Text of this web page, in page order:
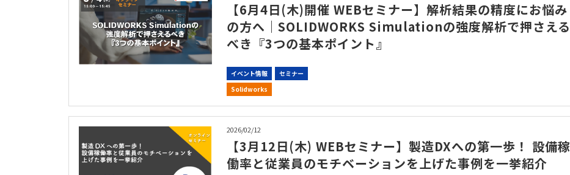
【6月4日(木)開催 WEBセミナー】解析結果の精度にお悩み
の方へ｜SOLIDWORKS Simulationの強度解析で押さえる
べき『3つの基本ポイント』
イベント情報
セミナー
Solidworks
2026/02/12
【3月12日(木) WEBセミナー】製造DXへの第一歩！ 設備稼
働率と従業員のモチベーションを上げた事例を一挙紹介